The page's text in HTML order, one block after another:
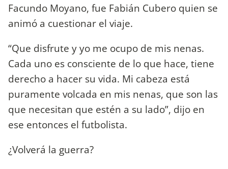
Facundo Moyano, fue Fabián Cubero quien se
animó a cuestionar el viaje.
“Que disfrute y yo me ocupo de mis nenas.
Cada uno es consciente de lo que hace, tiene
derecho a hacer su vida. Mi cabeza está
puramente volcada en mis nenas, que son las
que necesitan que estén a su lado”, dijo en
ese entonces el futbolista.
¿Volverá la guerra?